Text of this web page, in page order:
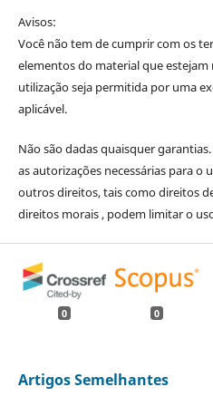
Avisos:
Você não tem de cumprir com os
elementos do material que
utilização seja permitida por uma
aplicável.
Não são dadas quaisquer
as autorizações necessárias para o
outros direitos, tais como direitos
direitos morais , podem limitar o
0 0
Artigos Semelhantes